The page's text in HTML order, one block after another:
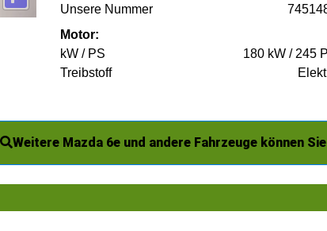
Unsere Nummer
Motor:
kW / PS
180 kW / 245
Treibstoff
Weitere Mazda 6e und andere Fahrzeuge können